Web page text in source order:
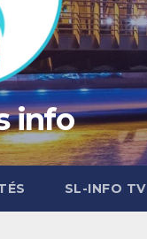
info
SL-INFO TV